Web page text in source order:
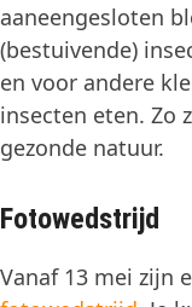
aaneengesloten
(bestuivende)
en voor andere
insecten eten. Zo
gezonde natuur.
Fotowedstrijd
Vanaf 13 mei zijn